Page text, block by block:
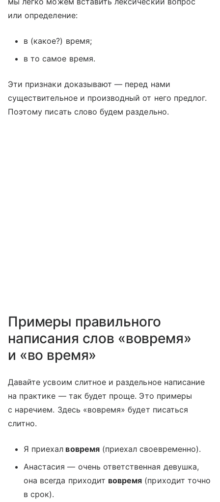
или определение:
в (какое?) время;
в то самое время.
Эти признаки доказывают — перед нами
существительное и производный от него предлог.
Поэтому писать слово будем раздельно.
Примеры правильного
написания слов «вовремя»
и «во время»
Давайте усвоим слитное и раздельное написание
на практике — так будет проще. Это примеры
с наречием. Здесь «вовремя» будет писаться
слитно.
Я приехал вовремя(приехал своевременно).
Анастасия — очень ответственная девушка,
она всегда приходит вовремя (приходит точно
в срок).